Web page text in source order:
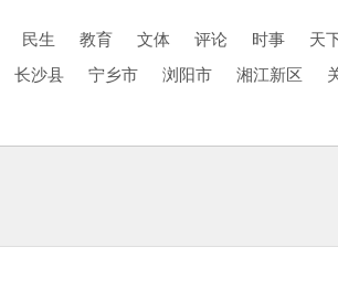
民生 教育 文体 评论 时事 天
长沙县 宁乡市 浏阳市 湘江新区